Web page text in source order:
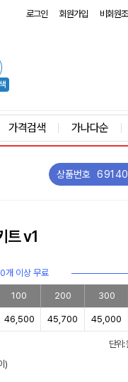
로그인 회원가입 비회원
가격검색 가나다순
상품번호
트 v1
개 이상 무료
100 200 300
46,500 45,700 45,000
단위:
)